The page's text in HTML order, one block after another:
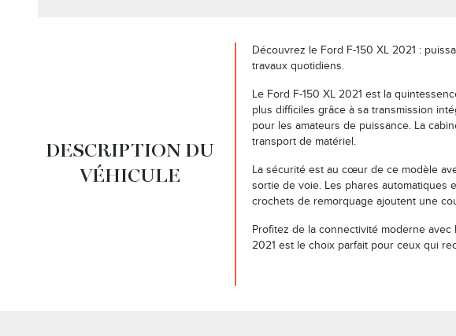
DESCRIPTION DU
VÉHICULE
Découvrez le Ford F-150 XL 2021 :
travaux quotidiens.
Le Ford F-150 XL 2021 est la
plus difficiles grâce à sa transmission
pour les amateurs de puissance. La
transport de matériel.
La sécurité est au cœur de ce modèle
sortie de voie. Les phares automatiques
crochets de remorquage ajoutent une
Profitez de la connectivité moderne
2021 est le choix parfait pour ceux qui